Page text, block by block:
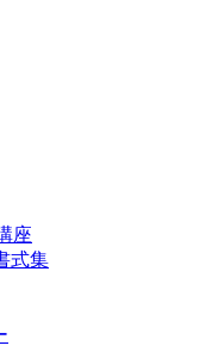
座
式集